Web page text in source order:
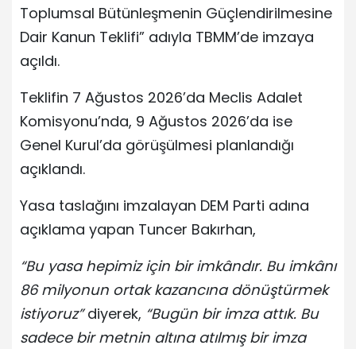
Toplumsal Bütünleşmenin Güçlendirilmesine
Dair Kanun Teklifi” adıyla TBMM’de imzaya
açıldı.
Teklifin 7 Ağustos 2026’da Meclis Adalet
Komisyonu’nda, 9 Ağustos 2026’da ise
Genel Kurul’da görüşülmesi planlandığı
açıklandı.
Yasa taslağını imzalayan DEM Parti adına
açıklama yapan Tuncer Bakırhan,
“Bu yasa hepimiz için bir imkândır. Bu imkânı
86 milyonun ortak kazancına dönüştürmek
istiyoruz”diyerek, “Bugün bir imza attık. Bu
sadece bir metnin altına atılmış bir imza